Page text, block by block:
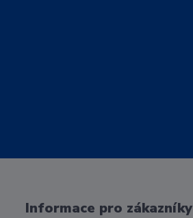
Informace pro zákazníky